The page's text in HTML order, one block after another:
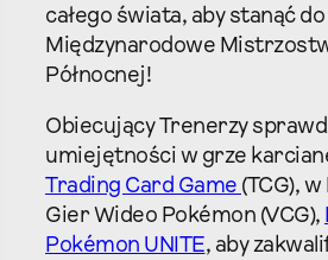
całego świata, aby stanąć
Międzynarodowe
Północnej!
Obiecujący Trenerzy
umiejętności w grze
Trading Card Game (TCG),
Gier Wideo Pokémon (VCG),
Pokémon UNITE, aby